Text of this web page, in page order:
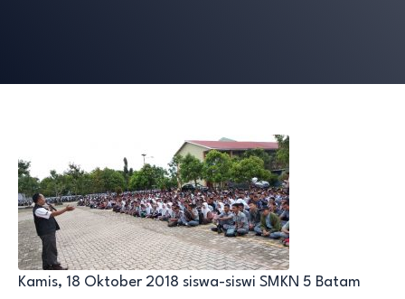
Kamis, 18 Oktober 2018 siswa-siswi SMKN 5 Batam